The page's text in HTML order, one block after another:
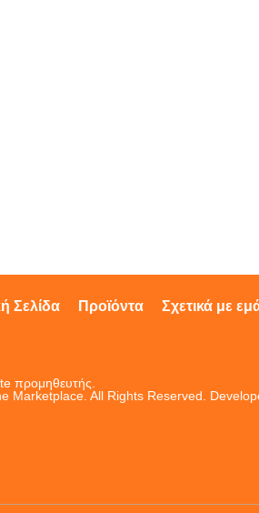
Σχετικά με
Προϊόντα
Σελίδα
προμηθευτής.
Marketplace. All Rights Reserved.